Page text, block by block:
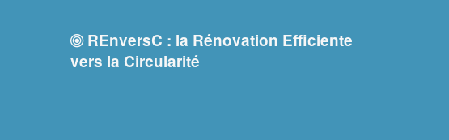
REnversC : la Rénovation Efficiente
vers la Circularité